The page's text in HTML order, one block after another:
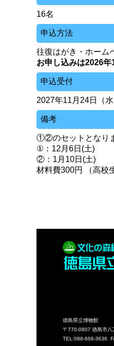
16名
申込方法
往復はがき・ホーム
お申し込みは2026年
申込受付
2027年11月24日（
備考
①②のセットとなり
①：12月6日(土)
②：1月10日(土)
材料費300円 （高校
徳島県立博物館
〒770-0807 徳島市八
TEL:088-668-3636